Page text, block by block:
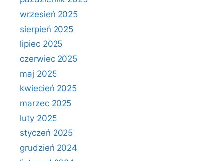
wrzesień 2025
sierpień 2025
lipiec 2025
czerwiec 2025
maj 2025
kwiecień 2025
marzec 2025
luty 2025
styczeń 2025
grudzień 2024